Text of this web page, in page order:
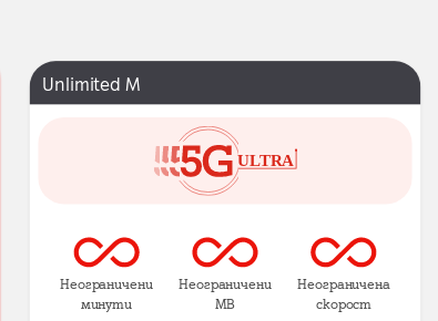
Unlimited M
Неограничени
минути
Неограничени
MB
Неограничена
скорост